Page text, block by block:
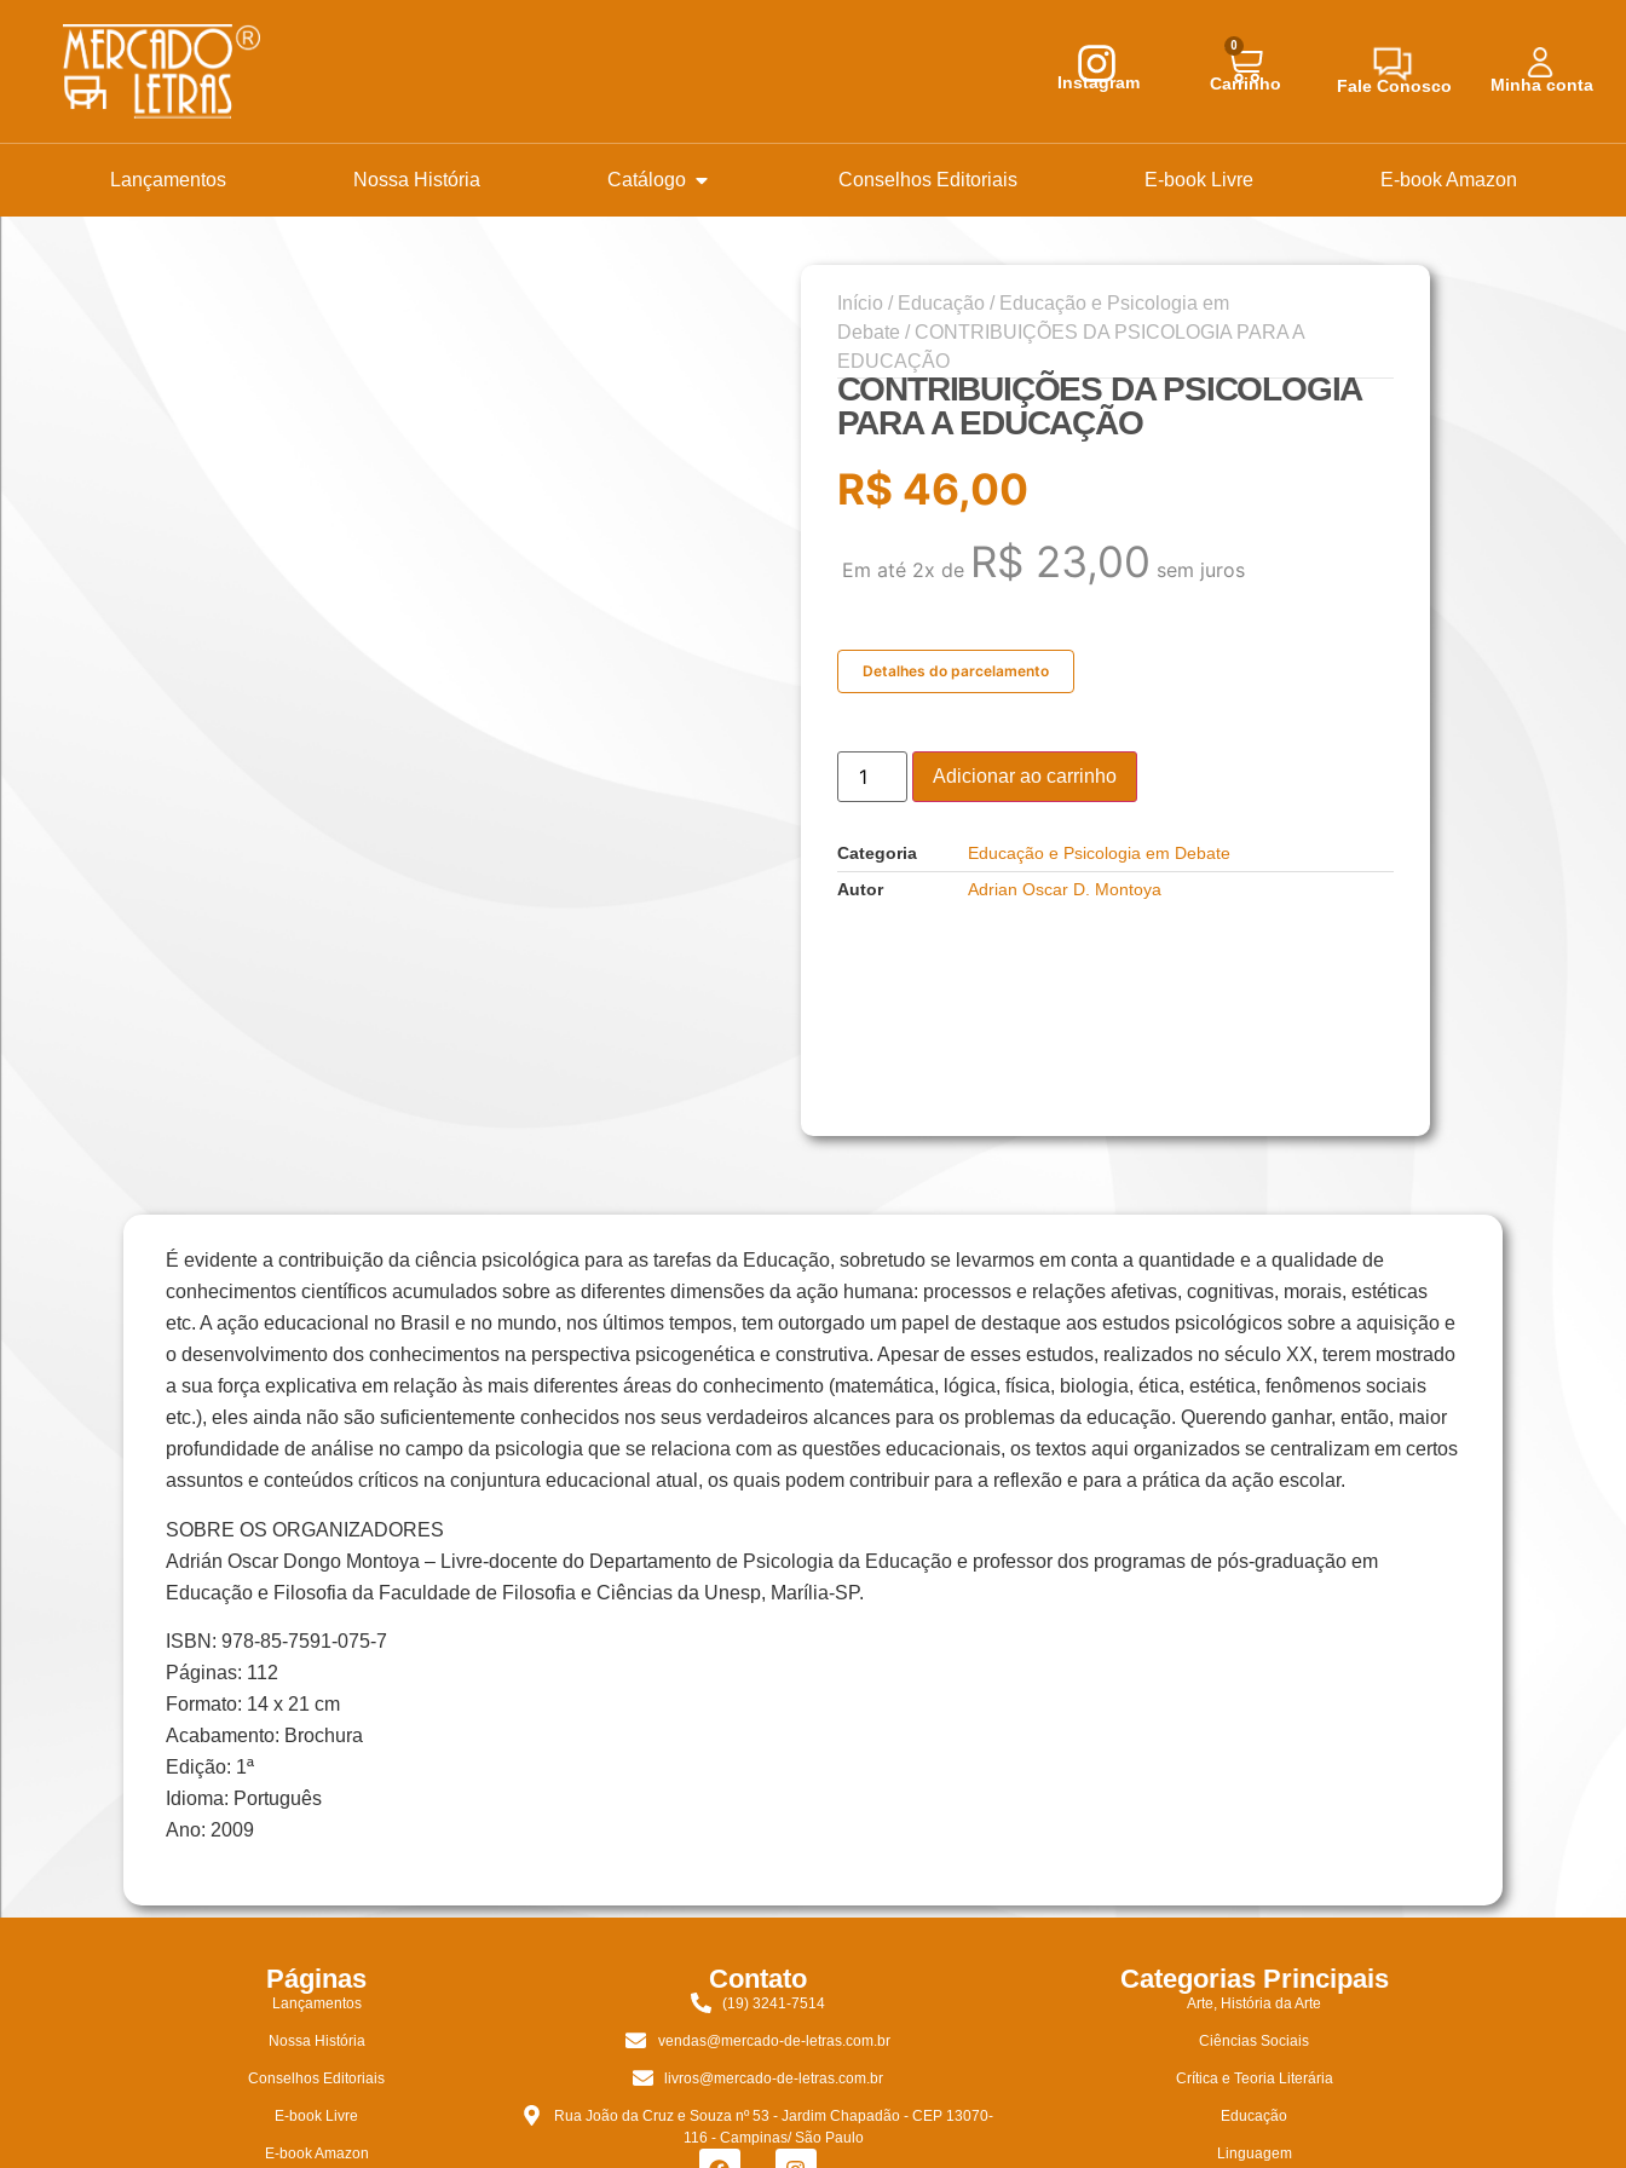
Instagram
0
Carrinho Fale Conosco Minha conta
Lançamentos Nossa História Catálogo Conselhos Editoriais E-book Livre E-book Amazon
Início / Educação / Educação e Psicologia em
Debate / CONTRIBUIÇÕES DA PSICOLOGIA PARA A
EDUCAÇÃO
CONTRIBUIÇÕES DA PSICOLOGIA
PARA A EDUCAÇÃO
R$ 46,00
Em até 2x de R$ 23,00 sem juros
Detalhes do parcelamento
Adicionar ao carrinho
Categoria
Educação e Psicologia em Debate
Autor
Adrian Oscar D. Montoya
É evidente a contribuição da ciência psicológica para as tarefas da Educação, sobretudo se levarmos em conta a quantidade e a qualidade de
conhecimentos científicos acumulados sobre as diferentes dimensões da ação humana: processos e relações afetivas, cognitivas, morais, estéticas
etc. A ação educacional no Brasil e no mundo, nos últimos tempos, tem outorgado um papel de destaque aos estudos psicológicos sobre a aquisição e
o desenvolvimento dos conhecimentos na perspectiva psicogenética e construtiva. Apesar de esses estudos, realizados no século XX, terem mostrado
a sua força explicativa em relação às mais diferentes áreas do conhecimento (matemática, lógica, física, biologia, ética, estética, fenômenos sociais
etc.), eles ainda não são suficientemente conhecidos nos seus verdadeiros alcances para os problemas da educação. Querendo ganhar, então, maior
profundidade de análise no campo da psicologia que se relaciona com as questões educacionais, os textos aqui organizados se centralizam em certos
assuntos e conteúdos críticos na conjuntura educacional atual, os quais podem contribuir para a reflexão e para a prática da ação escolar.
SOBRE OS ORGANIZADORES
Adrián Oscar Dongo Montoya – Livre-docente do Departamento de Psicologia da Educação e professor dos programas de pós-graduação em
Educação e Filosofia da Faculdade de Filosofia e Ciências da Unesp, Marília-SP.
ISBN: 978-85-7591-075-7
Páginas: 112
Formato: 14 x 21 cm
Acabamento: Brochura
Edição: 1ª
Idioma: Português
Ano: 2009
Páginas
Lançamentos
Nossa História
Conselhos Editoriais
E-book Livre
E-book Amazon
Contato
(19) 3241-7514
vendas@mercado-de-letras.com.br
livros@mercado-de-letras.com.br
Rua João da Cruz e Souza nº 53 - Jardim Chapadão - CEP 13070-
116 - Campinas/ São Paulo
Categorias Principais
Arte, História da Arte
Ciências Sociais
Crítica e Teoria Literária
Educação
Linguagem